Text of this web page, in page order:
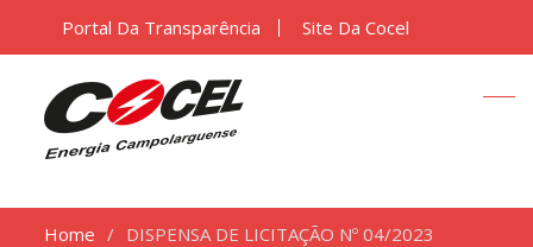
Portal Da Transparência Site Da Cocel
Home DISPENSA DE LICITAÇÃO Nº 04/2023